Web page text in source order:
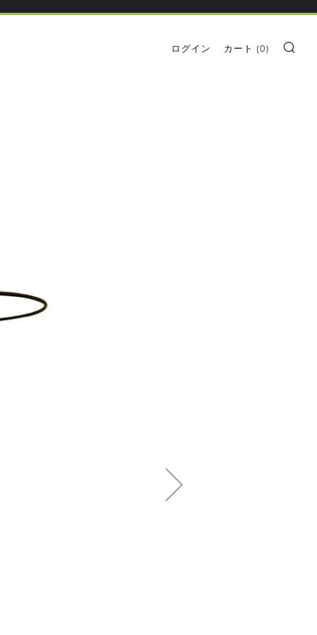
ログイン カート (0)